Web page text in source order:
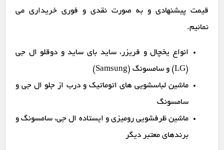
قیمت پیشنهادی و به صورت نقدی و فوری خریداری می
نمائیم.
انواع یخچال و فریزر، ساید بای ساید و دوقلو ال جی
(LG) و سامسونگ (Samsung)
ماشین لباسشویی های اتوماتیک و درب از جلو ال جی و
سامسونگ
ماشین ظرفشویی رومیزی و ایستاده ال جی، سامسونگ و
برندهای معتبر دیگر